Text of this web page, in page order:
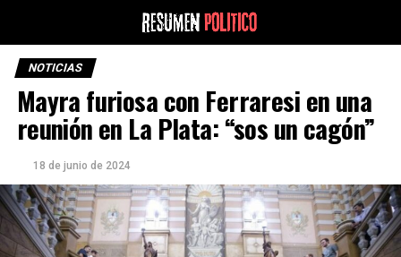
NOTICIAS
Mayra furiosa con Ferraresi en una
reunión en La Plata: “sos un cagón”
18 de junio de 2024